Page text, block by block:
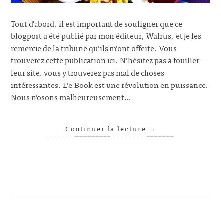
Tout d’abord, il est important de souligner que ce
blogpost a été publié par mon éditeur, Walrus, et je les
remercie de la tribune qu’ils m’ont offerte. Vous
trouverez cette publication ici. N’hésitez pas à fouiller
leur site, vous y trouverez pas mal de choses
intéressantes. L’e-Book est une révolution en puissance.
Nous n’osons malheureusement…
Continuer la lecture →